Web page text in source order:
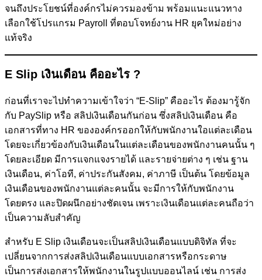
จนถึงประโยชน์ที่องค์กรไม่ควรมองข้าม พร้อมแนะแนวทาง
เลือกใช้โปรแกรม Payroll ที่ตอบโจทย์งาน HR ยุคใหม่อย่าง
แท้จริง
E Slip เงินเดือน คืออะไร ?
ก่อนที่เราจะไปทำความเข้าใจว่า “E-Slip” คืออะไร ต้องมารู้จัก
กับ PaySlip หรือ สลิปเงินเดือนกันก่อน ซึ่งสลิปเงินเดือน คือ
เอกสารที่ทาง HR ขององค์กรออกให้กับพนักงานใอแต่ละเดือน
โดยจะเกี่ยวข้องกับเงินเดือนในแต่ละเดือนของพนักงานคนนั้น ๆ
โดยละเอียด มีการแจกแจงรายได้ และรายจ่ายต่าง ๆ เช่น ฐาน
เงินเดือน, ค่าโอที, ค่าประกันสังคม, ค่าภาษี เป็นต้น โดยข้อมูล
เงินเดือนของพนักงานแต่ละคนนั้น จะมีการให้กับพนักงาน
โดยตรง และปิดผนึกอย่างชัดเจน เพราะเงินเดือนแต่ละคนถือว่า
เป็นความลับสำคัญ
สำหรับ E Slip เงินเดือนจะเป็นสลิปเงินเดือนแบบดิจิทัล ที่จะ
เปลี่ยนจากการส่งสลิปเงินเดือนแบบเอกสารหรือกระดาษ
เป็นการส่งเอกสารให้พนักงานในรูปแบบออนไลน์ เช่น การส่ง